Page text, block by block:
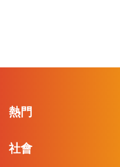
熱門
社會